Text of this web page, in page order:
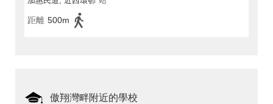
距離 500m
傲翔灣畔附近的學校